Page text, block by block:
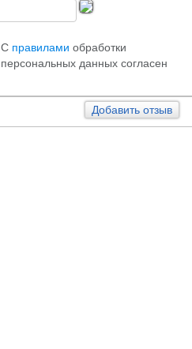
С правилами обработки
персональных данных согласен